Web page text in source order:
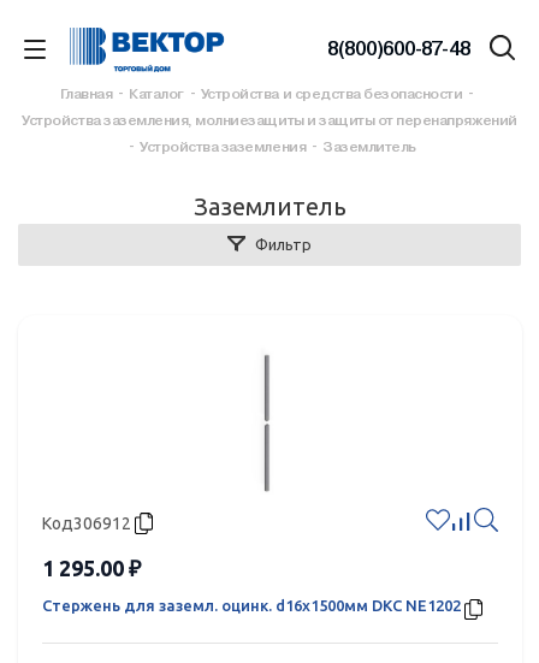
8(800)600-87-48
Главная - Каталог - Устройства и средства безопасности -
Устройства заземления, молниезащиты и защиты от перенапряжений
- Устройства заземления - Заземлитель
Заземлитель
Фильтр
Код306912
1 295.00 ₽
Стержень для заземл. оцинк. d16х1500мм DKC NE1202